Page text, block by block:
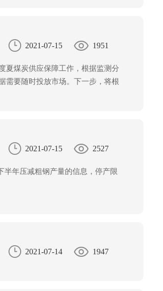
2021-07-15 1951
夏煤炭供应保障工作，根据监测分
需要随时投放市场。下一步，将根
2021-07-15 2527
半年压减粗钢产量的信息，停产限
2021-07-14 1947